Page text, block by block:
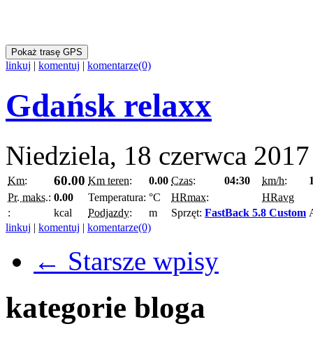
Pokaż trasę GPS
linkuj | komentuj | komentarze(0)
Gdańsk relaxx
Niedziela, 18 czerwca 2017
Km: 60.00 Km teren: 0.00 Czas: 04:30 km/h:
Pr. maks.: 0.00 Temperatura: °C HRmax:
HRavg
:
kcal Podjazdy: m Sprzęt: FastBack 5.8 Custom
linkuj | komentuj | komentarze(0)
← Starsze wpisy
kategorie bloga